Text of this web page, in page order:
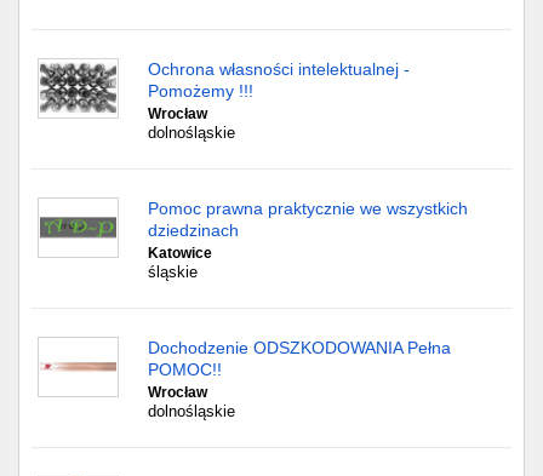
Ochrona własności intelektualnej -
Pomożemy !!!
Wrocław
dolnośląskie
Pomoc prawna praktycznie we wszystkich
dziedzinach
Katowice
śląskie
Dochodzenie ODSZKODOWANIA Pełna
POMOC!!
Wrocław
dolnośląskie